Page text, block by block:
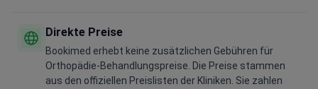
Direkte Preise
Bookimed erhebt keine zusätzlichen Gebühren für
Orthopädie-Behandlungspreise. Die Preise stammen
aus den offiziellen Preislisten der Kliniken. Sie zahlen